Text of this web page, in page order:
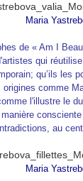
Maria
de « Am I
qui
qu’ils les
comme
l'illustre le
au
Maria